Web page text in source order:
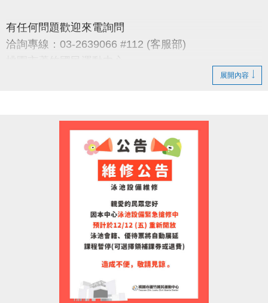
有任何問題歡迎來電詢問
洽詢專線：03-2639066 #112 (客服部)
官網 :
IG : @luzhusports
展開內容